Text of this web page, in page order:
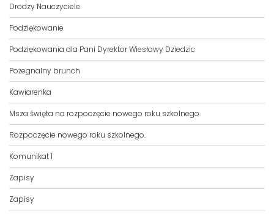
Drodzy Nauczyciele
Podziękowanie
Podziękowania dla Pani Dyrektor Wiesławy Dziedzic
Pożegnalny brunch
Kawiarenka
Msza święta na rozpoczęcie nowego roku szkolnego.
Rozpoczęcie nowego roku szkolnego.
Komunikat 1
Zapisy
Zapisy